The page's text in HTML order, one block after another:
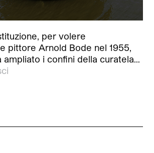
per volere
pittore Arnold Bode nel 1955,
ampliato i confini della curatela…